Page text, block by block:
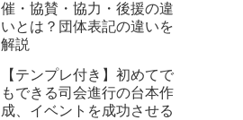
催・協賛・協力・後援の違
いとは？団体表記の違いを
解説
【テンプレ付き】初めてで
もできる司会進行の台本作
成、イベントを成功させる